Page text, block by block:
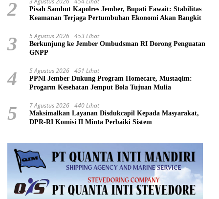
2
Pisah Sambut Kapolres Jember, Bupati Fawait: Stabilitas
Keamanan Terjaga Pertumbuhan Ekonomi Akan Bangkit
3 5 Agustus 2026 453 Lihat
Berkunjung ke Jember Ombudsman RI Dorong Penguatan
GNPP
4 5 Agustus 2026 451 Lihat
PPNI Jember Dukung Program Homecare, Mustaqim:
Progarm Kesehatan Jemput Bola Tujuan Mulia
5 7 Agustus 2026 440 Lihat
Maksimalkan Layanan Disdukcapil Kepada Masyarakat,
DPR-RI Komisi II Minta Perbaiki Sistem